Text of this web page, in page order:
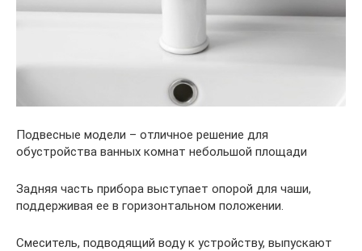
Подвесные модели – отличное решение для
обустройства ванных комнат небольшой площади
Задняя часть прибора выступает опорой для чаши,
поддерживая ее в горизонтальном положении.
Смеситель, подводящий воду к устройству, выпускают